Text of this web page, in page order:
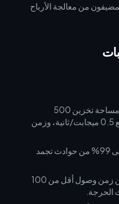
+8 حتى يتمكن المضيفون من معالجة الأرباح
أندرويد 8/iOS 12، مساحة تخزين 500
ميجابايت، سرعة تنزيل 1 ميجابت/ثانية ورفع 0.5 ميجابت/ثانية، وزمن
قضى على 99% من حوادث تجمد
يضمن زمن وصول أقل من 100
الحرجة.